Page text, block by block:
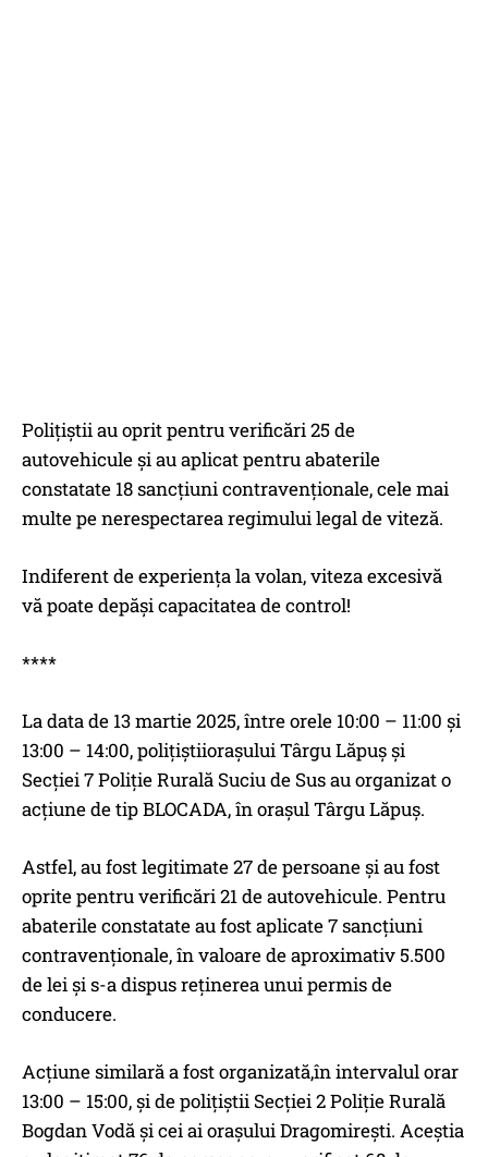
Poliţiştii au oprit pentru verificări 25 de
autovehicule şi au aplicat pentru abaterile
constatate 18 sancţiuni contravenţionale, cele mai
multe pe nerespectarea regimului legal de viteză.
Indiferent de experiența la volan, viteza excesivă
vă poate depăși capacitatea de control!
****
La data de 13 martie 2025, între orele 10:00 – 11:00 și
13:00 – 14:00, poliţiştiiorașului Târgu Lăpuș și
Secției 7 Poliție Rurală Suciu de Sus au organizat o
acţiune de tip BLOCADA, în oraşul Târgu Lăpuș.
Astfel, au fost legitimate 27 de persoane şi au fost
oprite pentru verificări 21 de autovehicule. Pentru
abaterile constatate au fost aplicate 7 sancţiuni
contravenţionale, în valoare de aproximativ 5.500
de lei şi s-a dispus reţinerea unui permis de
conducere.
Acţiune similară a fost organizată,în intervalul orar
13:00 – 15:00, şi de poliţiştii Secţiei 2 Poliţie Rurală
Bogdan Vodă şi cei ai oraşului Dragomireşti. Aceştia